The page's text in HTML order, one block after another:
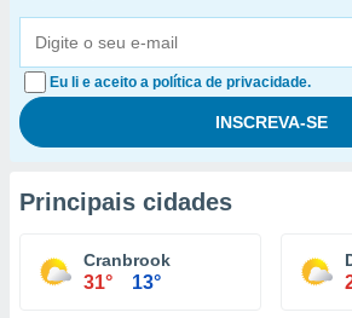
Eu li e aceito a política de privacidade.
Principais cidades
Cranbrook
31° 13°